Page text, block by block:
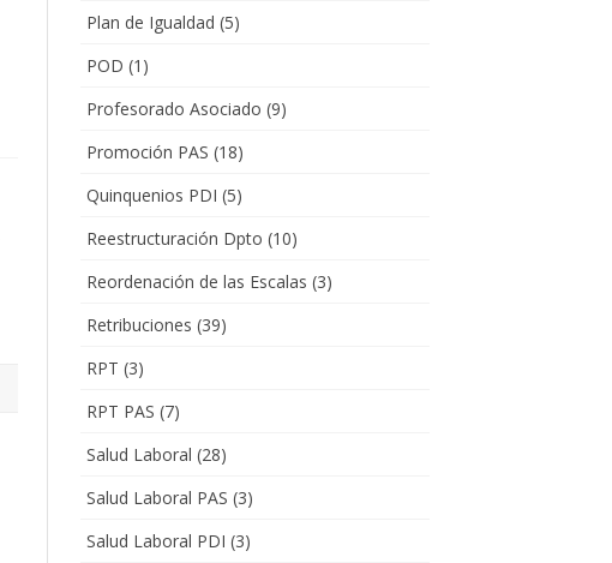
Plan de Igualdad (5)
POD (1)
Profesorado Asociado (9)
Promoción PAS (18)
Quinquenios PDI (5)
Reestructuración Dpto (10)
Reordenación de las Escalas (3)
Retribuciones (39)
RPT (3)
RPT PAS (7)
Salud Laboral (28)
Salud Laboral PAS (3)
Salud Laboral PDI (3)